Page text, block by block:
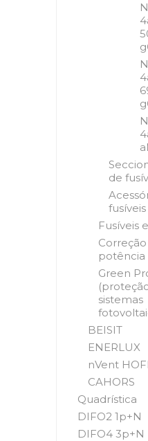
de
Fusíveis
potência
Green
sistemas
BEISIT
ENERLUX
nVent
CAHORS
Quadrística
DIFO2 1p+N
DIFO4 3p+N